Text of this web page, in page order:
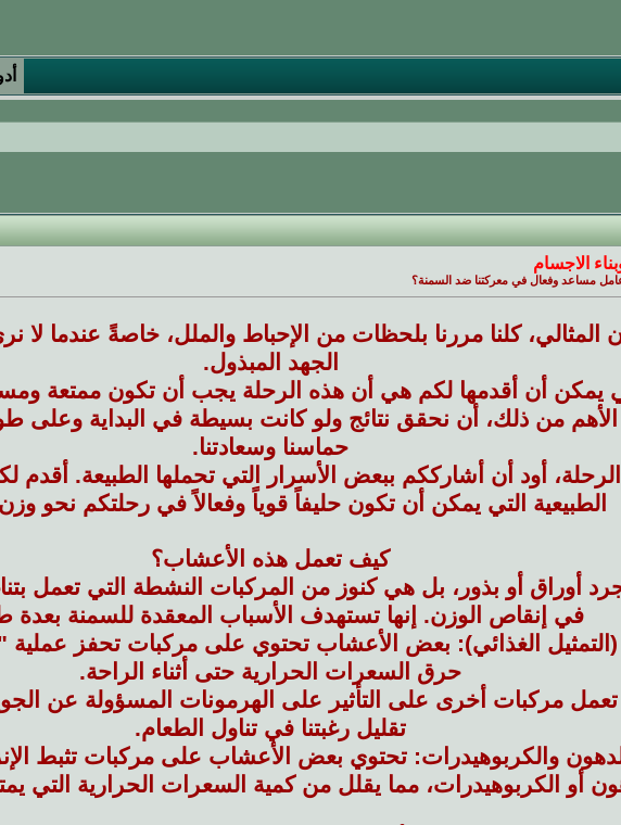
الاجسام
مساعد وفعال في معركتنا ضد السمنة؟
المثالي، كلنا مررنا بلحظات من الإحباط والملل، خاصةً عندما لا
الجهد المبذول.
يمكن أن أقدمها لكم هي أن هذه الرحلة يجب أن تكون ممتعة
من ذلك، أن نحقق نتائج ولو كانت بسيطة في البداية وعلى
حماسنا وسعادتنا.
أود أن أشارككم ببعض الأسرار التي تحملها الطبيعة.
الطبيعية التي يمكن أن تكون حليفاً قوياً وفعالاً في رحلتكم نحو
كيف تعمل هذه الأعشاب؟
أوراق أو بذور، بل هي كنوز من المركبات النشطة التي تعمل
في إنقاص الوزن. إنها تستهدف الأسباب المعقدة للسمنة
الغذائي): بعض الأعشاب تحتوي على مركبات تحفز عملية
حرق السعرات الحرارية حتى أثناء الراحة.
تعمل مركبات أخرى على التأثير على الهرمونات المسؤولة عن
تقليل رغبتنا في تناول الطعام.
والكربوهيدرات: تحتوي بعض الأعشاب على مركبات تثبط
أو الكربوهيدرات، مما يقلل من كمية السعرات الحرارية التي